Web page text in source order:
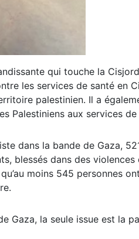
qui touche la
les services de santé en
palestinien. Il a
Palestiniens aux services de
dans la bande de Gaza,
blessés dans des violences
moins 545 personnes
Gaza, la seule issue est la